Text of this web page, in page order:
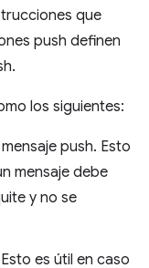
que
push definen
los siguientes:
push. Esto
mensaje debe
y no se
es útil en caso